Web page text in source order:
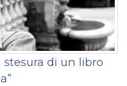
stesura di un libro